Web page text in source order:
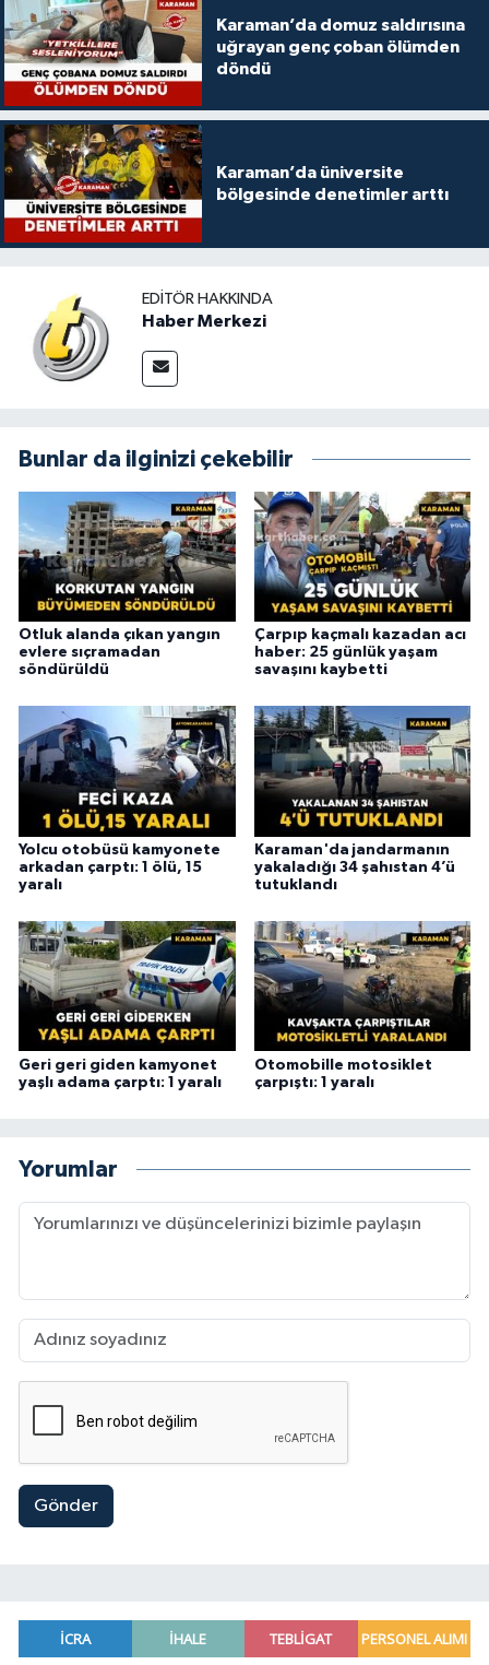
Karaman’da domuz saldırısına
uğrayan genç çoban ölümden
döndü
Karaman’da üniversite
bölgesinde denetimler arttı
EDITÖR HAKKINDA
Haber Merkezi
Bunlar da ilginizi çekebilir
Otluk alanda çıkan yangın
evlere sıçramadan
söndürüldü
Çarpıp kaçmalı kazadan acı
haber: 25 günlük yaşam
savaşını kaybetti
Yolcu otobüsü kamyonete
arkadan çarptı: 1 ölü, 15
yaralı
Karaman'da jandarmanın
yakaladığı 34 şahıstan 4’ü
tutuklandı
Geri geri giden kamyonet
yaşlı adama çarptı: 1 yaralı
Otomobille motosiklet
çarpıştı: 1 yaralı
Yorumlar
Gönder